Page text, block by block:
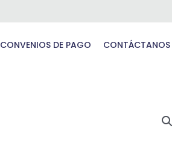
CONVENIOS DE PAGO CONTÁCTANOS